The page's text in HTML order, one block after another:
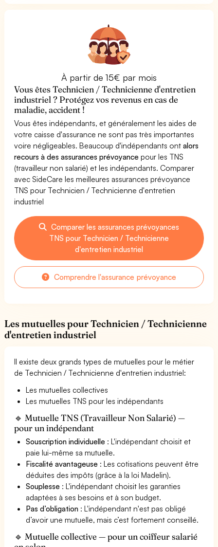
À partir de 15€ par mois
Vous êtes Technicien / Technicienne d'entretien
industriel ? Protégez vos revenus en cas de
maladie, accident !
Vous êtes indépendants, et généralement les aides de
votre caisse d'assurance ne sont pas très importantes
voire négligeables. Beaucoup d'indépendants ontalors
recours à des assurances prévoyance pour les TNS
(travailleur non salarié) et les indépendants. Comparer
avec SideCare les meilleures assurances prévoyance
TNS pour Technicien / Technicienne d'entretien
industriel
Comparer les assurances prévoyances
TNS pour Technicien / Technicienne
d'entretien industriel
Comprendre l'assurance prévoyance
Les mutuelles pour Technicien / Technicienne
d'entretien industriel
Il existe deux grands types de mutuelles pour le métier
de Technicien / Technicienne d'entretien industriel:
Les mutuelles collectives
Les mutuelles TNS pour les indépendants
🔹 Mutuelle TNS (Travailleur Non Salarié) —
pour un indépendant
Souscription individuelle : L'indépendant choisit et
paie lui-même sa mutuelle.
Fiscalité avantageuse : Les cotisations peuvent être
déduites des impôts (grâce à la loi Madelin).
Souplesse : L'indépendant choisit les garanties
adaptées à ses besoins et à son budget.
Pas d’obligation : L'indépendant n'est pas obligé
d’avoir une mutuelle, mais c’est fortement conseillé.
🔹 Mutuelle collective — pour un coiffeur salarié